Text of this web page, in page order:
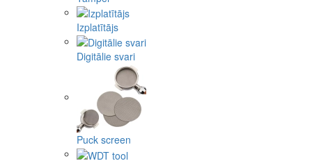
Izplatītājs
Digitālie svari
Puck screen